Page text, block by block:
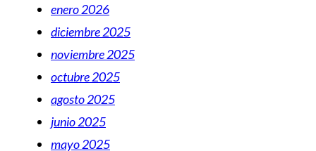
enero 2026
diciembre 2025
noviembre 2025
octubre 2025
agosto 2025
junio 2025
mayo 2025